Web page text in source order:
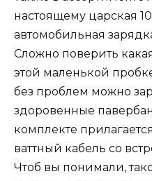
настоящему царская
автомобильная
Сложно поверить
этой маленькой
без проблем можно
здоровенные
комплекте
ваттный кабель со
Чтоб вы понимали,